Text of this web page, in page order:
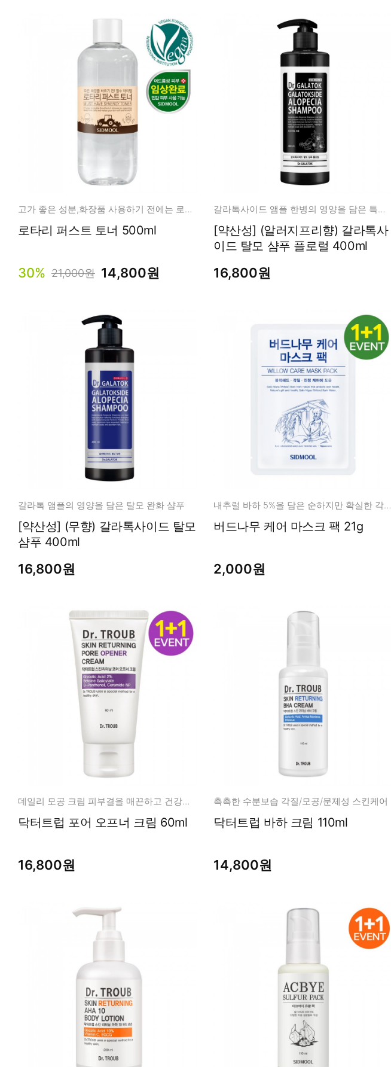
고가 좋은 성분,화장품 사용하기 전에는 로타리로! 파하 20,000ppm
로타리 퍼스트 토너 500ml
30% 21,000원 14,800원
갈라톡사이드 앰플 한병의 영양을 담은 특별함
[약산성] (알러지프리향) 갈라톡사
이드 탈모 샴푸 플로럴 400ml
16,800원
갈라톡 앰플의 영양을 담은 탈모 완화 샴푸
[약산성] (무향) 갈라톡사이드 탈모
샴푸 400ml
16,800원
내추럴 바하 5%을 담은 순하지만 확실한 각질 + 모공 정돈!
버드나무 케어 마스크 팩 21g
2,000원
데일리 모공 크림 피부결을 매끈하고 건강하게
닥터트럽 포어 오프너 크림 60ml
16,800원
촉촉한 수분보습 각질/모공/문제성 스킨케어
닥터트럽 바하 크림 110ml
14,800원